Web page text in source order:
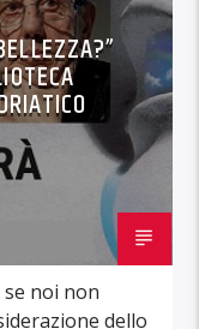
se noi non
dello